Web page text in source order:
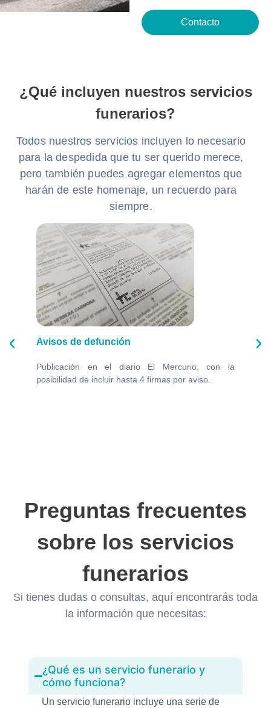
Contacto
¿Qué incluyen nuestros servicios
funerarios?
Todos nuestros servicios incluyen lo necesario
para la despedida que tu ser querido merece,
pero también puedes agregar elementos que
harán de este homenaje, un recuerdo para
siempre.
Avisos de defunción
Publicación en el diario El Mercurio, con la
posibilidad de incluir hasta 4 firmas por aviso.
Preguntas frecuentes
sobre los servicios
funerarios
Si tienes dudas o consultas, aquí encontrarás toda
la información que necesitas:
¿Qué es un servicio funerario y
cómo funciona?
Un servicio funerario incluye una serie de